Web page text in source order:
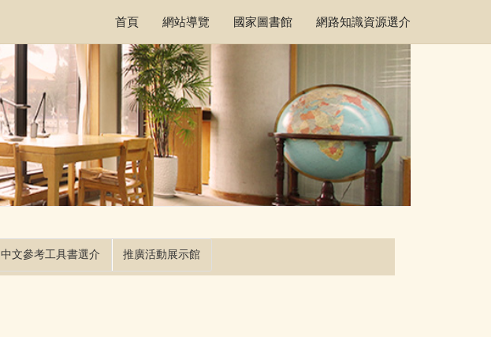
首頁
網站導覽 國家圖書館 網路知識資源選介
中文參考工具書選介 推廣活動展示館